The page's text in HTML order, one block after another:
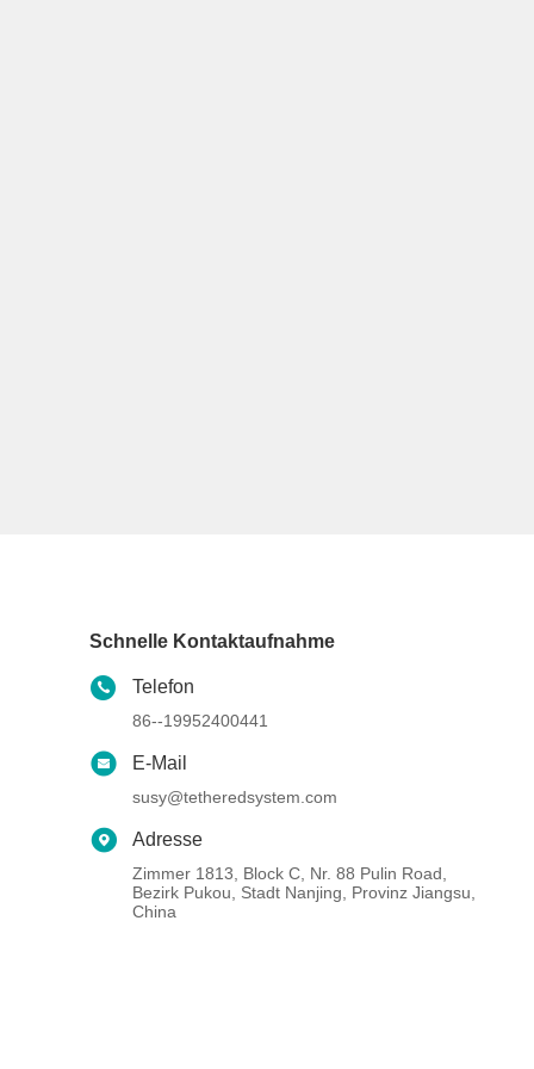
Schnelle Kontaktaufnahme
Telefon
86--19952400441
E-Mail
susy@tetheredsystem.com
Adresse
Zimmer 1813, Block C, Nr. 88 Pulin Road,
Bezirk Pukou, Stadt Nanjing, Provinz Jiangsu,
China